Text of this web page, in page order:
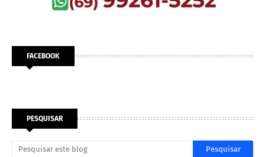
FACEBOOK
PESQUISAR